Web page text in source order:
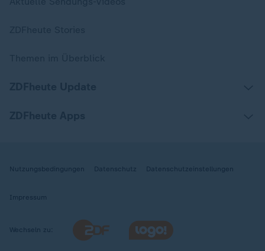
Nutzungsbedingungen Datenschutz Datenschutzeinstellungen
Impressum
Wechseln zu: